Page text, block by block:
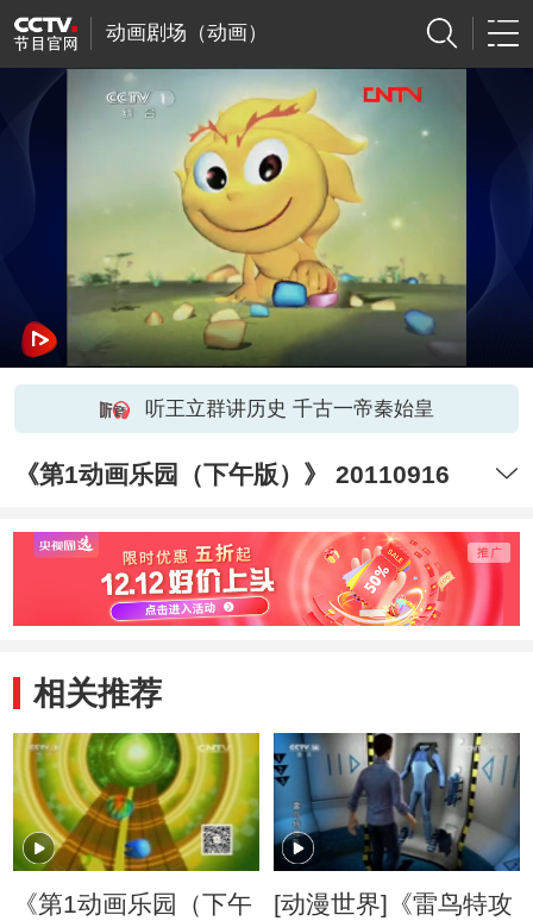
动画剧场（动画）
听王立群讲历史 千古一帝秦始皇
《第1动画乐园（下午版）》 20110916
相关推荐
《第1动画乐园（下午
[动漫世界]《雷鸟特攻